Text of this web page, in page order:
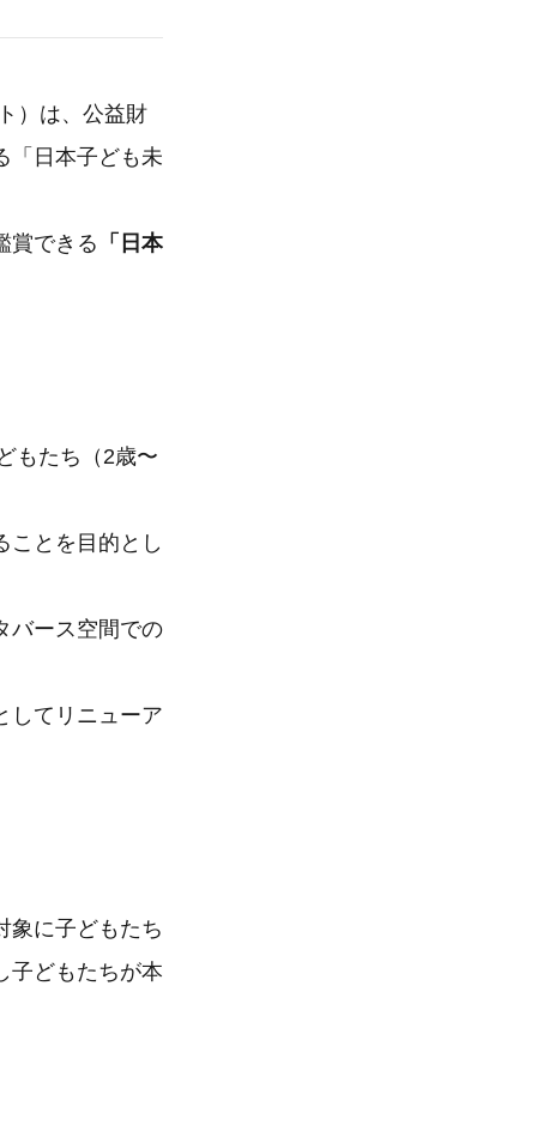
）は、公益財
「日本子ども未
賞できる 「日本
もたち（2歳〜
ことを目的とし
バース空間での
してリニューア
象に子どもたち
子どもたちが本